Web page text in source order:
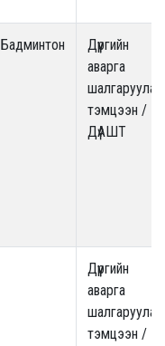
Бадминтон
Дүүргийн
аварга
шалгаруулах
тэмцээн /
ДүАШТ
Дүүргийн
аварга
шалгаруулах
тэмцээн /